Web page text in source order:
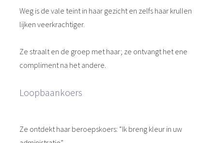
Weg is de vale teint in haar gezicht en zelfs haar krullen
lijken veerkrachtiger.
Ze straalt en de groep met haar; ze ontvangt het ene
compliment na het andere.
Loopbaankoers
Ze ontdekt haar beroepskoers: “Ik breng kleur in uw